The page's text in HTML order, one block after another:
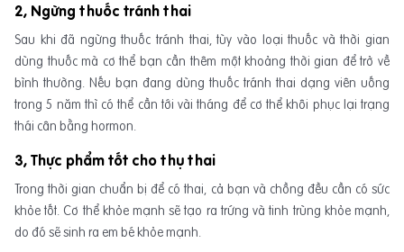
2, Ngừng thuốc tránh thai
Sau khi đã ngừng thuốc tránh thai, tùy vào loại thuốc và thời gian
dùng thuốc mà cơ thể bạn cần thêm một khoảng thời gian để trở về
bình thường. Nếu bạn đang dùng thuốc tránh thai dạng viên uống
trong 5 năm thì có thể cần tới vài tháng để cơ thể khôi phục lại trạng
thái cân bằng hormon.
3, Thực phẩm tốt cho thụ thai
Trong thời gian chuẩn bị để có thai, cả bạn và chồng đều cần có sức
khỏe tốt. Cơ thể khỏe mạnh sẽ tạo ra trứng và tinh trùng khỏe mạnh,
do đó sẽ sinh ra em bé khỏe mạnh.